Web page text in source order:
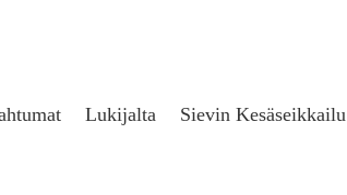
Lukijalta Sievin Kesäseikkailu